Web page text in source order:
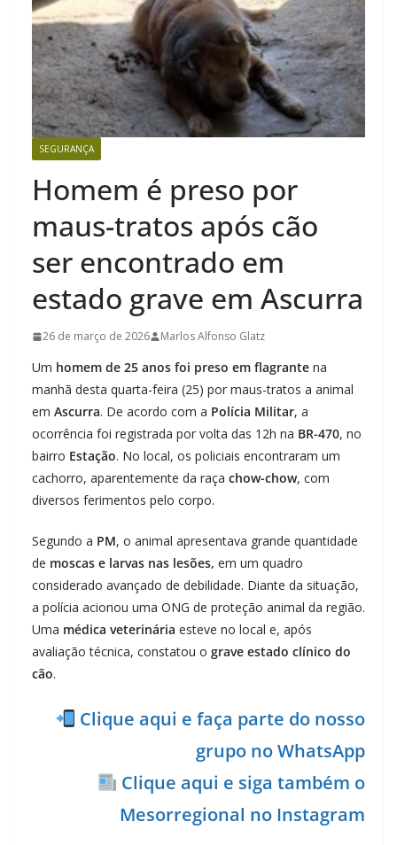
SEGURANÇA
Homem é preso por
maus-tratos após cão
ser encontrado em
estado grave em Ascurra
26 de março de 2026 Marlos Alfonso Glatz
Um homem de 25 anos foi preso em flagrante na
manhã desta quarta-feira (25) por maus-tratos a animal
em Ascurra. De acordo com a Polícia Militar, a
ocorrência foi registrada por volta das 12h na BR-470, no
bairro Estação. No local, os policiais encontraram um
cachorro, aparentemente da raça chow-chow, com
diversos ferimentos pelo corpo.
Segundo a PM, o animal apresentava grande quantidade
de moscas e larvas nas lesões, em um quadro
considerado avançado de debilidade. Diante da situação,
a polícia acionou uma ONG de proteção animal da região.
Uma médica veterinária esteve no local e, após
avaliação técnica, constatou o grave estado clínico do
cão.
Clique aqui e faça parte do nosso
grupo no WhatsApp
Clique aqui e siga também o
Mesorregional no Instagram